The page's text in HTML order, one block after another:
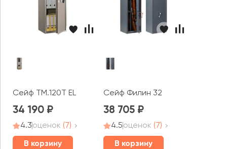
Сейф TM.120T EL
34 190
4.3оценок (7)
В корзину
Сейф Филин 32
38 705
4.5оценок (7)
В корзину